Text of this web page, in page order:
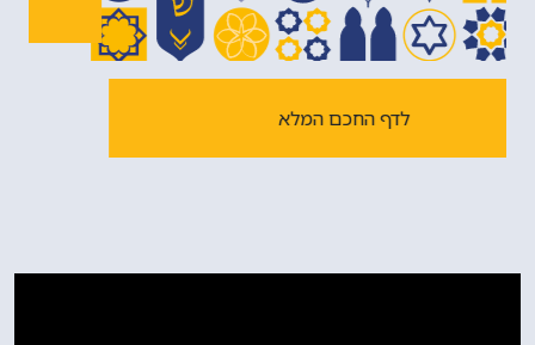
האימפריה הרוסית להעביר כספים לארץ ישראל. בשל קשיי
המלחמה, נמנעה תרומתם גם של יהודי האימפריה
העות'מאנית. יהודי ירושלים סבלו מחרפת רעב. בשנת תרי"ד
ירושלים לרדת מצרימה, להחיות עם רב. ביציאתו מירושלים,